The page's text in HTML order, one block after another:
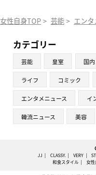
女性自身TOP > 芸能 > エン
カテゴリー
芸能 皇室 国内
ライフ コミック
エンタメニュース イ
韓流ニュース 美容
JJ CLASSY. VERY
和食スタイル
女